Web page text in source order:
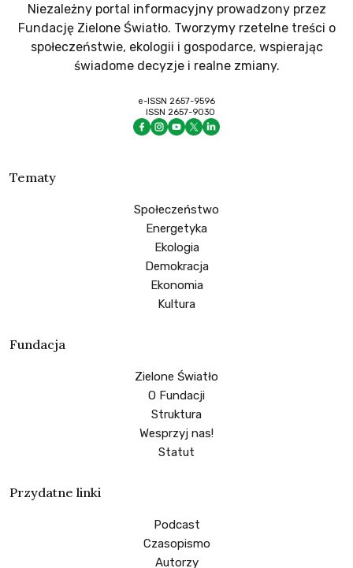
Niezależny portal informacyjny prowadzony przez
Fundację Zielone Światło. Tworzymy rzetelne treści o
społeczeństwie, ekologii i gospodarce, wspierając
świadome decyzje i realne zmiany.
e-ISSN 2657-9596
ISSN 2657-9030
Tematy
Społeczeństwo
Energetyka
Ekologia
Demokracja
Ekonomia
Kultura
Fundacja
Zielone Światło
O Fundacji
Struktura
Wesprzyj nas!
Statut
Przydatne linki
Podcast
Czasopismo
Autorzy